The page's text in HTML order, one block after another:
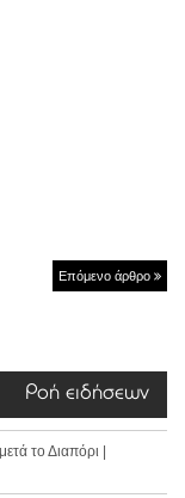
Επόμενο άρθρο
Ροή ειδήσεων
το Διαπόρι |